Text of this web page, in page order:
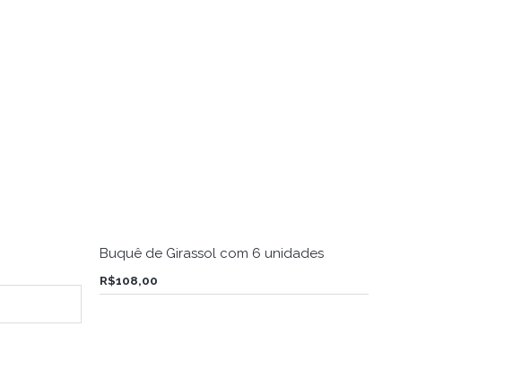
Buquê de Girassol com 6 unidades
R$108,00